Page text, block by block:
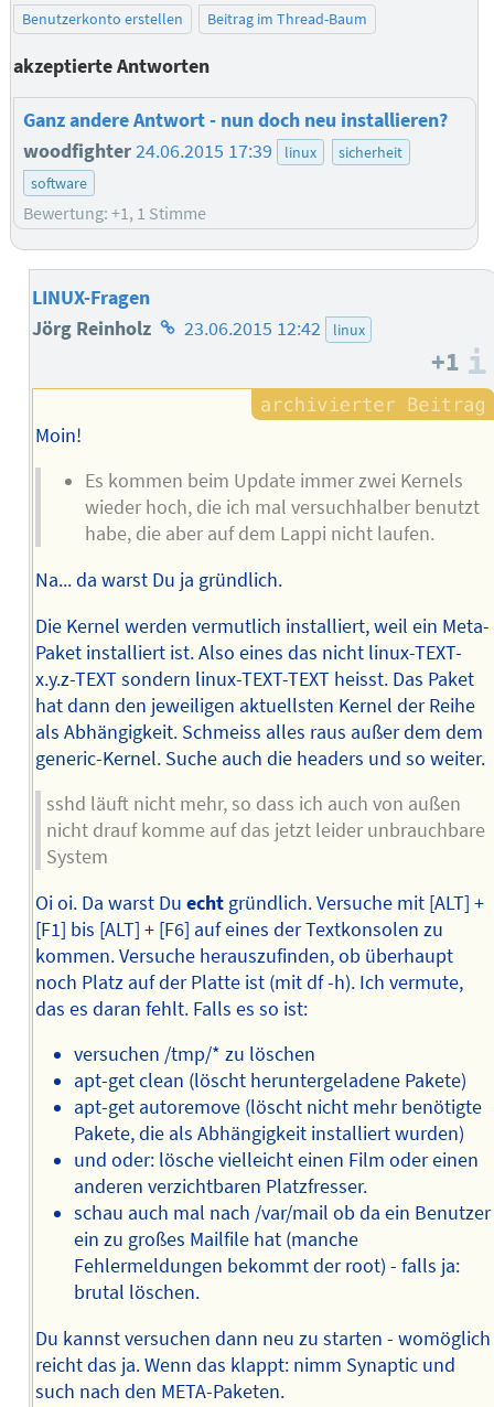
Benutzerkonto erstellen Beitrag im Thread-Baum
akzeptierte Antworten
Ganz andere Antwort - nun doch neu installieren?
woodfighter24.06.2015 17:39 linux
sicherheit
software
Bewertung: +1, 1 Stimme
LINUX-Fragen
Jörg Reinholz Homepage
Autors
23.06.2015 12:42 linux
+1
Moin!
Es kommen beim Update immer zwei Kernels
wieder hoch, die ich mal versuchhalber benutzt
habe, die aber auf dem Lappi nicht laufen.
Na... da warst Du ja gründlich.
Die Kernel werden vermutlich installiert, weil ein Meta-
Paket installiert ist. Also eines das nicht linux-TEXT-
x.y.z-TEXT sondern linux-TEXT-TEXT heisst. Das Paket
hat dann den jeweiligen aktuellsten Kernel der Reihe
als Abhängigkeit. Schmeiss alles raus außer dem dem
generic-Kernel. Suche auch die headers und so weiter.
sshd läuft nicht mehr, so dass ich auch von außen
nicht drauf komme auf das jetzt leider unbrauchbare
System
Oi oi. Da warst Du echtgründlich. Versuche mit [ALT] +
[F1] bis [ALT] + [F6] auf eines der Textkonsolen zu
kommen. Versuche herauszufinden, ob überhaupt
noch Platz auf der Platte ist (mit df -h). Ich vermute,
das es daran fehlt. Falls es so ist:
versuchen /tmp/* zu löschen
apt-get clean (löscht heruntergeladene Pakete)
apt-get autoremove (löscht nicht mehr benötigte
Pakete, die als Abhängigkeit installiert wurden)
und oder: lösche vielleicht einen Film oder einen
anderen verzichtbaren Platzfresser.
schau auch mal nach /var/mail ob da ein Benutzer
ein zu großes Mailfile hat (manche
Fehlermeldungen bekommt der root) - falls ja:
brutal löschen.
Du kannst versuchen dann neu zu starten - womöglich
reicht das ja. Wenn das klappt: nimm Synaptic und
such nach den META-Paketen.